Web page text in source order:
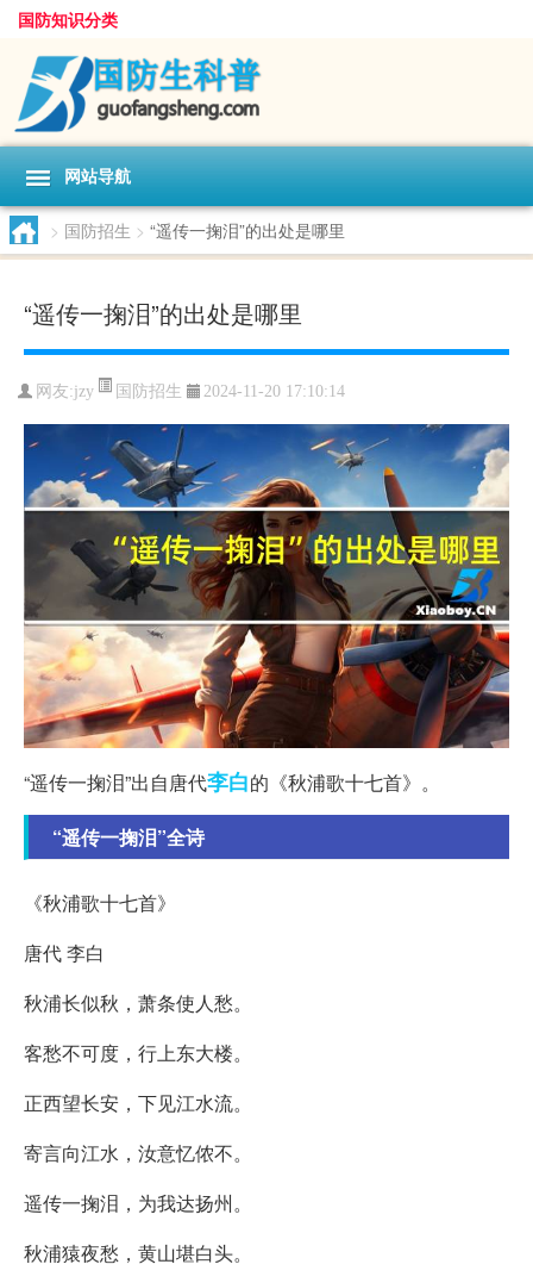
国防知识分类
网站导航
> 国防招生 > “遥传一掬泪”的出处是哪里
“遥传一掬泪”的出处是哪里
网友:jzy 国防招生 2024-11-20 17:10:14
“遥传一掬泪”出自唐代李白的《秋浦歌十七首》。
“遥传一掬泪”全诗
《秋浦歌十七首》
唐代 李白
秋浦长似秋，萧条使人愁。
客愁不可度，行上东大楼。
正西望长安，下见江水流。
寄言向江水，汝意忆侬不。
遥传一掬泪，为我达扬州。
秋浦猿夜愁，黄山堪白头。